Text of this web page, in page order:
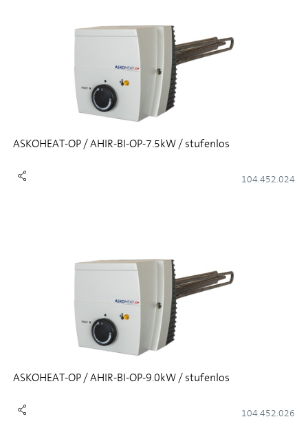
ASKOHEAT-OP / AHIR-BI-OP-7.5kW / stufenlos
104.452.024
ASKOHEAT-OP / AHIR-BI-OP-9.0kW / stufenlos
104.452.026